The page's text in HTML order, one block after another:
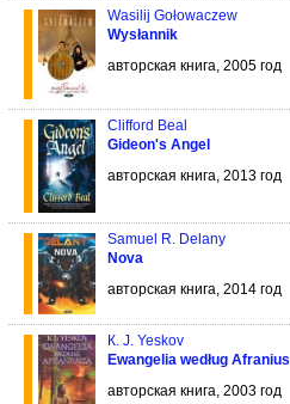
Wasilij Gołowaczew
Wysłannik
авторская книга, 2005 год
Clifford Beal
Gideon's Angel
авторская книга, 2013 год
Samuel R. Delany
Nova
авторская книга, 2014 год
К. J. Yeskov
Ewangelia według
авторская книга, 2003 год